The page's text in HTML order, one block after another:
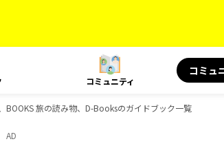
コミュニティ
コミュ
BOOKS 旅の読み物、D-Booksのガイドブック一覧
AD